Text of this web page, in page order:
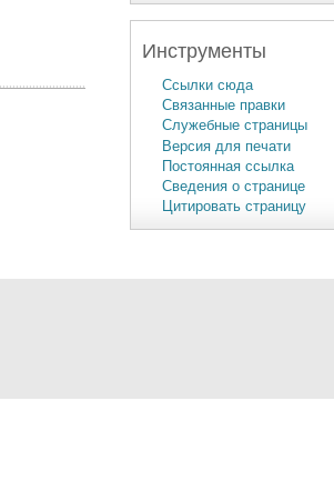
Инструменты
Ссылки сюда
Связанные правки
Служебные страницы
Версия для печати
Постоянная ссылка
Сведения о странице
Цитировать страницу